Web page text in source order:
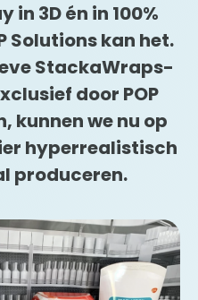
3D én in 100%
Solutions kan het.
StackaWraps-
door POP
kunnen we nu op
hyperrealistisch
produceren.
onze
en ontdek onze
oplossing!